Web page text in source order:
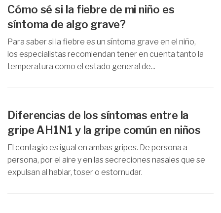
Cómo sé si la fiebre de mi niño es
síntoma de algo grave?
Para saber si la fiebre es un síntoma grave en el niño,
los especialistas recomiendan tener en cuenta tanto la
temperatura como el estado general de...
Diferencias de los síntomas entre la
gripe AH1N1 y la gripe común en niños
El contagio es igual en ambas gripes. De persona a
persona, por el aire y en las secreciones nasales que se
expulsan al hablar, toser o estornudar.